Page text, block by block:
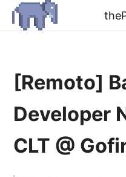
[Remoto]
Developer
CLT @